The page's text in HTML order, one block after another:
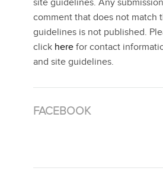
site guidelines. Any
comment that does not match
guidelines is not published.
click here for contact
and site guidelines.
FACEBOOK